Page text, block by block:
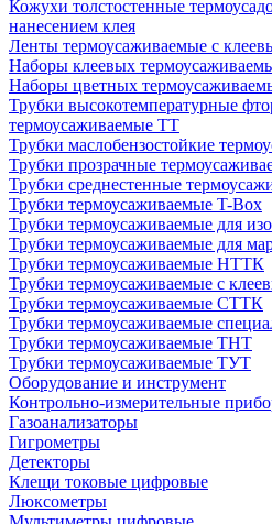
Кожухи толстостенные
нанесением клея
Ленты термоусаживаемые с
Наборы клеевых
Наборы цветных
Трубки высокотемпературные
термоусаживаемые ТТ
Трубки маслобензостойкие
Трубки прозрачные
Трубки среднестенные
Трубки термоусаживаемые T-Box
Трубки термоусаживаемые для
Трубки термоусаживаемые для
Трубки термоусаживаемые НTТК
Трубки термоусаживаемые с
Трубки термоусаживаемые СTТК
Трубки термоусаживаемые
Трубки термоусаживаемые ТНТ
Трубки термоусаживаемые ТУТ
Оборудование и инструмент
Контрольно-измерительные
Газоанализаторы
Гигрометры
Детекторы
Клещи токовые цифровые
Люксометры